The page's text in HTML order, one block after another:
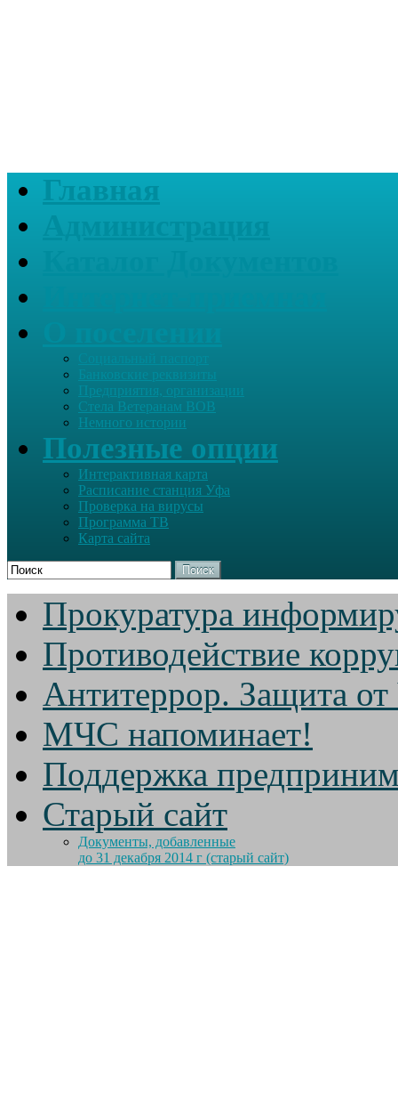
Главная
Банковские реквизиты
Предприятия, организации
Стела Ветеранам ВОВ
Немного истории
Полезные опции
Интерактивная карта
Расписание станция Уфа
Проверка на вирусы
Программа ТВ
Карта сайта
Поиск
Прокуратура
Противодействие
Антитеррор. Защита
МЧС напоминает!
Поддержка
Старый сайт
Документы, добавленные
до 31 декабря 2014 г (старый сайт)